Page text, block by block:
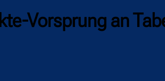
Vorsprung an